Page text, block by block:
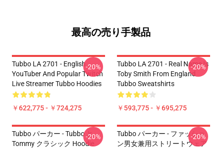
最高の売り手製品
Tubbo LA 2701 - English
YouTuber And Popular Twitch
Live Streamer Tubbo Hoodies
￥622,775 - ￥724,275
-20%
Tubbo LA 2701 - Real Name Is
Toby Smith From England
Tubbo Sweatshirts
￥593,775 - ￥695,275
-20%
Tubbo パーカー - Tubbo と
Tommy クラシック Hoodie
-20%
Tubbo パーカー - ファッショ
ン男女兼用ストリートウェア
-20%